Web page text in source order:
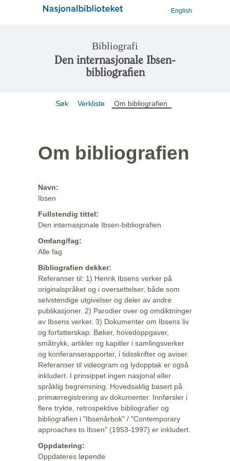
English
Bibliografi
Den internasjonale Ibsen-
bibliografien
Søk Verkliste Om bibliografien
Om bibliografien
Navn:
Ibsen
Fullstendig tittel:
Den internasjonale Ibsen-bibliografien
Omfang/fag:
Alle fag
Bibliografien dekker:
Referanser til: 1) Henrik Ibsens verker på
originalspråket og i oversettelser, både som
selvstendige utgivelser og deler av andre
publikasjoner. 2) Parodier over og omdiktninger
av Ibsens verker. 3) Dokumenter om Ibsens liv
og forfatterskap: Bøker, hovedoppgaver,
småtrykk, artikler og kapitler i samlingsverker
og konferanserapporter, i tidsskrifter og aviser.
Referanser til videogram og lydopptak er også
inkludert. I prinsippet ingen nasjonal eller
språklig begrensning. Hovedsaklig basert på
primærregistrering av dokumenter. Innførsler i
flere trykte, retrospektive bibliografier og
bibliografien i "Ibsenårbok" / "Contemporary
approaches to Ibsen" (1953-1997) er inkludert.
Oppdatering:
Oppdateres løpende